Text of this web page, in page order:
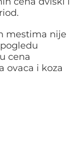
mestima nije
cena
ovaca i koza